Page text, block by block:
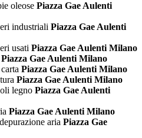
oleose Piazza Gae Aulenti
industriali Piazza Gae Aulenti
usati Piazza Gae Aulenti Milano
Piazza Gae Aulenti Milano
Piazza Gae Aulenti Milano
Piazza Gae Aulenti Milano
legno Piazza Gae Aulenti
Piazza Gae Aulenti Milano
aria Piazza Gae